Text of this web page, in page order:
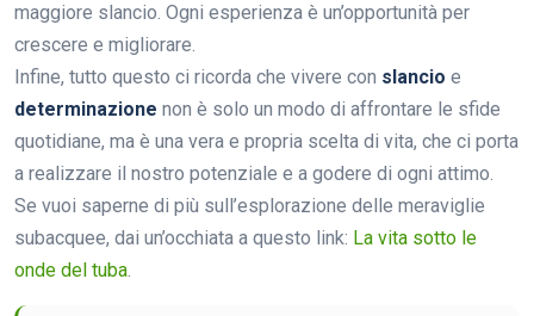
maggiore slancio. Ogni esperienza è un’opportunità per
crescere e migliorare.
Infine, tutto questo ci ricorda che vivere con slancio e
determinazione non è solo un modo di affrontare le sfide
quotidiane, ma è una vera e propria scelta di vita, che ci porta
a realizzare il nostro potenziale e a godere di ogni attimo.
Se vuoi saperne di più sull’esplorazione delle meraviglie
subacquee, dai un’occhiata a questo link: La vita sotto le
onde del tuba.